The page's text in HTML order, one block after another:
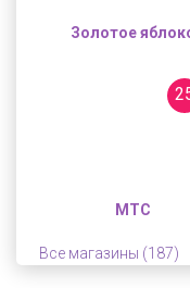
Золотое
МТС
Все магазины (187)